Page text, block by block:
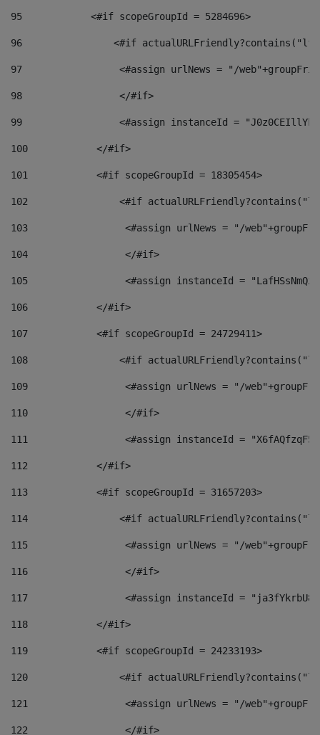
95
            <#if scopeGroupId = 5284696>
96
<#if
97
<#assign urlNews = "/
98
                 </#if>
99
<#assign instanceId =
100
            </#if>
101
            <#if scopeGroupId = 18305454>
102
<#if
103
<#assign urlNews = "/
104
                 </#if>
105
<#assign instanceId =
106
            </#if>
107
            <#if scopeGroupId = 24729411>
108
<#if
109
<#assign urlNews = "/
110
                 </#if>
111
<#assign instanceId =
112
            </#if>
113
            <#if scopeGroupId = 31657203>
114
<#if
115
<#assign urlNews = "/
116
                 </#if>
117
<#assign instanceId =
118
            </#if>
119
            <#if scopeGroupId = 24233193>
120
<#if
121
<#assign urlNews = "/
122
                 </#if>